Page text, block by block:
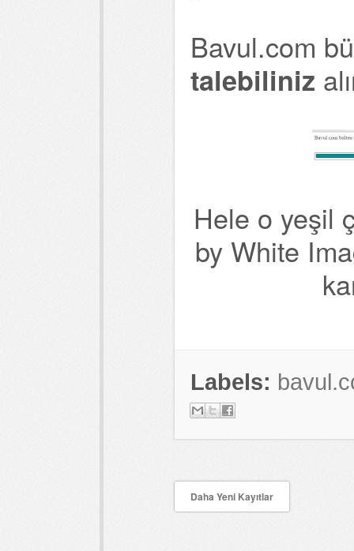
Bavul.com
talebiliniz
Hele o yeşil
by White
Labels:
Daha Yeni Kayıtlar